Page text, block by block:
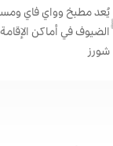
يُعد مطبخ وواي فاي
الضيوف في أماكن
شورز